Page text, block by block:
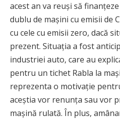
acest an va reuși să
dublu de mașini cu emisii de
cu cele cu emisii zero, dacă
prezent. Situația a fost
industriei auto, care au
pentru un tichet Rabla la
reprezenta o motivație
aceștia vor renunța sau vor
mașină rulată. În plus,